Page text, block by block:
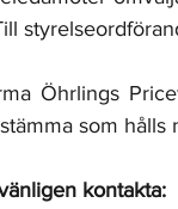
Öhrlings
som hålls
kontakta: